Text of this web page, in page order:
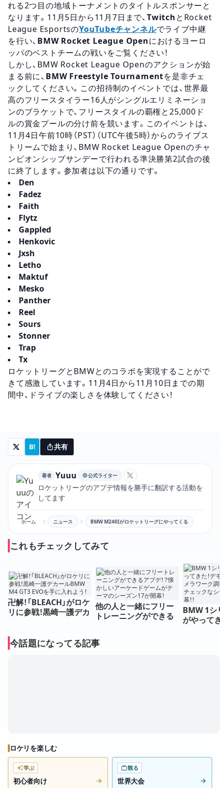
れる2つ目の地域トーナメントのタイトルスポンサーと
なります。11月5日から11月7日まで、 Twitch とRocket
League EsportsのYouTubeチャンネルでライブ中継
を行い、 BMW Rocket League Openにおけるヨーロ
ッパのベストチームの戦いをご覧ください！
しかし、BMW Rocket League Openのアクションが始
まる前に、 BMW Freestyle Tournamentを是非チェ
ックしてください。この招待制のイベントでは、世界最
高のフリースタイラー16人がシングルエリミネーショ
ンのブラケットで、フリースタイルの覇権と25,000ド
ルの賞金プールの分け前を競います。このイベントは、
11月4日午前10時（PST）（UTC午後5時）からのライブス
トリームで始まり、BMW Rocket League Openのチャ
ンピオンシップサンデーで行われる準決勝第2試合の後
に終了します。参加者は以下の通りです。
Den
Fadez
Faith
Flytz
Gappled
Henkovic
Jxsh
Letho
Maktuf
Mesko
Panther
Reel
Sours
Stonner
Trap
Tx
ロケットリーグとBMWとのコラボを実現することがで
きて感激しています。11月4日から11月10日までの期
間中、ドライブの楽しさを体験してください！
B! 共有
著者 Yuuu 公式ライター
YuuuのXアカウントリン
ロケットリーグのアプデ情報を勝手に翻訳する活動を
してます
ホーム ニュース BMW M240Iがロケットリーグにやってくる
これもチェックしてみて
卍解！「BLEACH」がロケ
リに参戦！黒崎一護デカ
他の人と一緒にフリー
トレーニングができる
のシーズン17が開幕！
BMW 1シ
がやって
今話題になってる記事
ロケリを楽しむ
学ぶ
初心者向け
観る
世界大会